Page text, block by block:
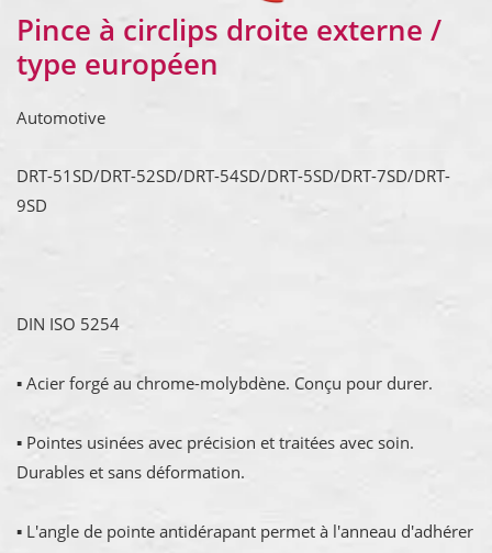
Pince à circlips droite externe /
type européen
Automotive
DRT-51SD/DRT-52SD/DRT-54SD/DRT-5SD/DRT-7SD/DRT-
9SD
DIN ISO 5254
▪ Acier forgé au chrome-molybdène. Conçu pour durer.
▪ Pointes usinées avec précision et traitées avec soin.
Durables et sans déformation.
▪ L'angle de pointe antidérapant permet à l'anneau d'adhérer